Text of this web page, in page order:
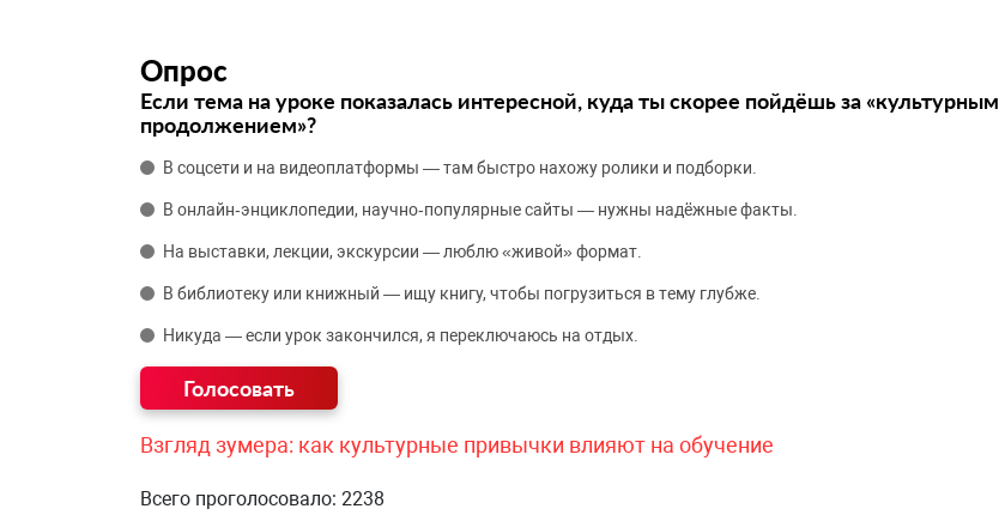
Опрос
Если тема на уроке показалась интересной, куда ты скорее пойдёшь за «культурным
продолжением»?
В соцсети и на видеоплатформы — там быстро нахожу ролики и подборки.
В онлайн‑энциклопедии, научно‑популярные сайты — нужны надёжные факты.
На выставки, лекции, экскурсии — люблю «живой» формат.
В библиотеку или книжный — ищу книгу, чтобы погрузиться в тему глубже.
Никуда — если урок закончился, я переключаюсь на отдых.
Взгляд зумера: как культурные привычки влияют на обучение
Всего проголосовало: 2238